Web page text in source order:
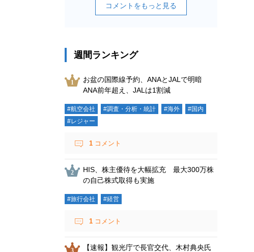
コメントをもっと見る
週間ランキング
お盆の国際線予約、ANAとJALで明暗
ANA前年超え、JALは1割減
#航空会社 #調査・分析・統計 #海外
#国内
#レジャー
1 コメント
HIS、株主優待を大幅拡充 最大300万株
の自己株式取得も実施
#旅行会社 #経営
1 コメント
【速報】観光庁で長官交代、木村典央氏